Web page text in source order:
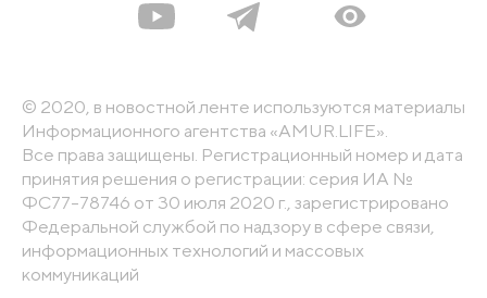
© 2020, в новостной ленте используются материалы
Информационного агентства «AMUR.LIFE».
Все права защищены. Регистрационный номер и дата
принятия решения о регистрации: серия ИА №
ФС77-78746 от 30 июля 2020 г., зарегистрировано
Федеральной службой по надзору в сфере связи,
информационных технологий и массовых
коммуникаций